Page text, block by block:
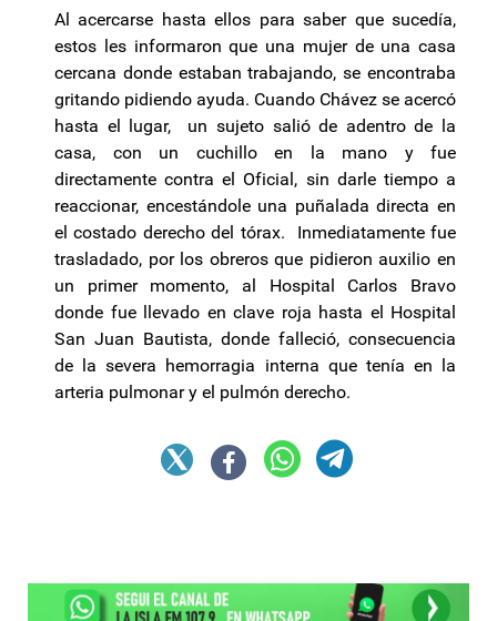
Al acercarse hasta ellos para saber que sucedía,
estos les informaron que una mujer de una casa
cercana donde estaban trabajando, se encontraba
gritando pidiendo ayuda. Cuando Chávez se acercó
hasta el lugar, un sujeto salió de adentro de la
casa, con un cuchillo en la mano y fue
directamente contra el Oficial, sin darle tiempo a
reaccionar, encestándole una puñalada directa en
el costado derecho del tórax. Inmediatamente fue
trasladado, por los obreros que pidieron auxilio en
un primer momento, al Hospital Carlos Bravo
donde fue llevado en clave roja hasta el Hospital
San Juan Bautista, donde falleció, consecuencia
de la severa hemorragia interna que tenía en la
arteria pulmonar y el pulmón derecho.